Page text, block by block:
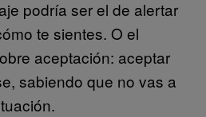
podría ser el de alertar
te sientes. O el
aceptación: aceptar
sabiendo que no vas a